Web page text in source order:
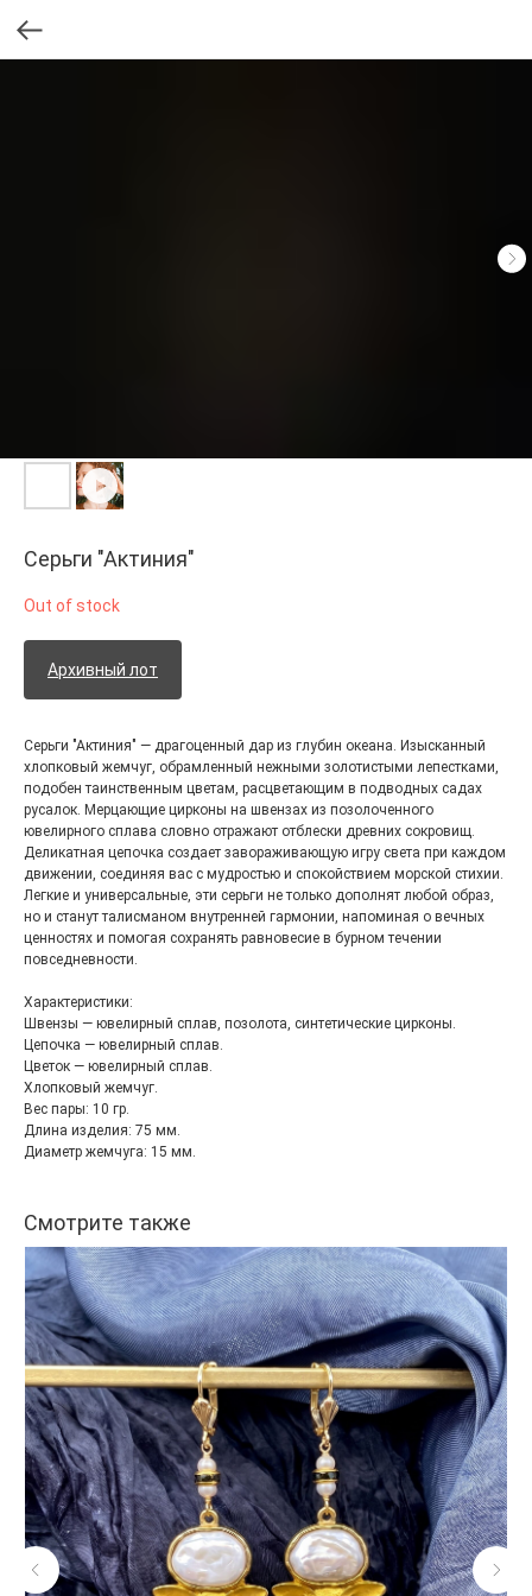
Серьги "Актиния"
Out of stock
Архивный лот
Серьги "Актиния" — драгоценный дар из глубин океана. Изысканный
хлопковый жемчуг, обрамленный нежными золотистыми лепестками,
подобен таинственным цветам, расцветающим в подводных садах
русалок. Мерцающие цирконы на швензах из позолоченного
ювелирного сплава словно отражают отблески древних сокровищ.
Деликатная цепочка создает завораживающую игру света при каждом
движении, соединяя вас с мудростью и спокойствием морской стихии.
Легкие и универсальные, эти серьги не только дополнят любой образ,
но и станут талисманом внутренней гармонии, напоминая о вечных
ценностях и помогая сохранять равновесие в бурном течении
повседневности.
Характеристики:
Швензы — ювелирный сплав, позолота, синтетические цирконы.
Цепочка — ювелирный сплав.
Цветок — ювелирный сплав.
Хлопковый жемчуг.
Вес пары: 10 гр.
Длина изделия: 75 мм.
Диаметр жемчуга: 15 мм.
Смотрите также